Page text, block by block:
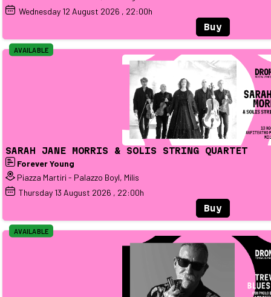
Wednesday 12 August 2026 , 22:00h
Buy
SARAH JANE MORRIS & SOLIS STRING QUARTET
Forever Young
Piazza Martiri - Palazzo Boyl, Milis
Thursday 13 August 2026 , 22:00h
AVAILABLE
Buy
AVAILABLE